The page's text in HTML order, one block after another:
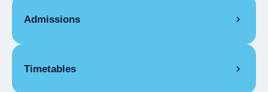
Admissions
Timetables